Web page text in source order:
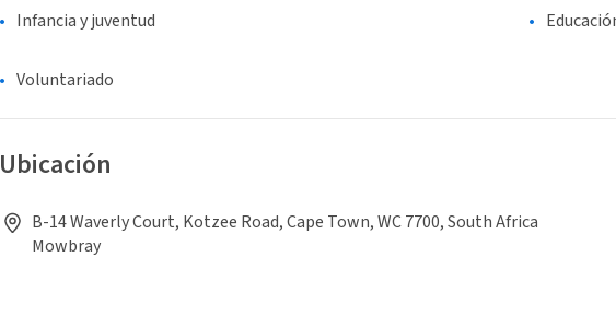
Infancia y juventud
Voluntariado
Ubicación
B-14 Waverly Court, Kotzee Road, Cape Town, WC 7700, South Africa
Mowbray